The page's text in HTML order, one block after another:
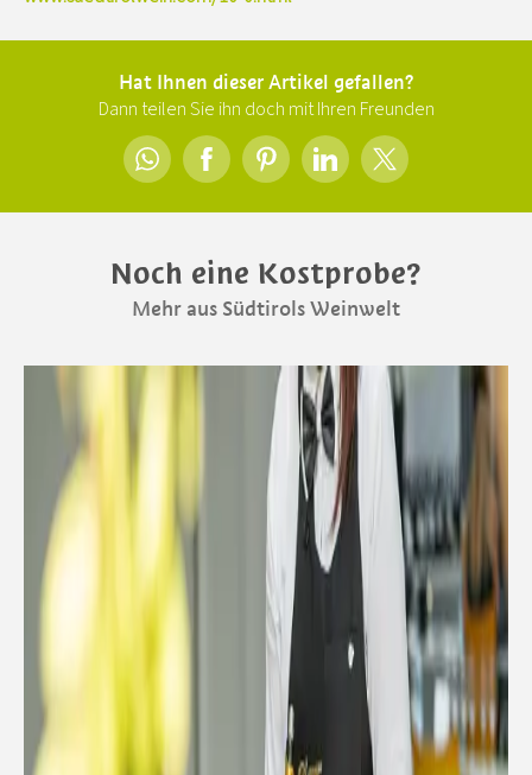
Hat Ihnen dieser Artikel gefallen?
Dann teilen Sie ihn doch mit Ihren Freunden
Noch eine Kostprobe?
Mehr aus Südtirols Weinwelt